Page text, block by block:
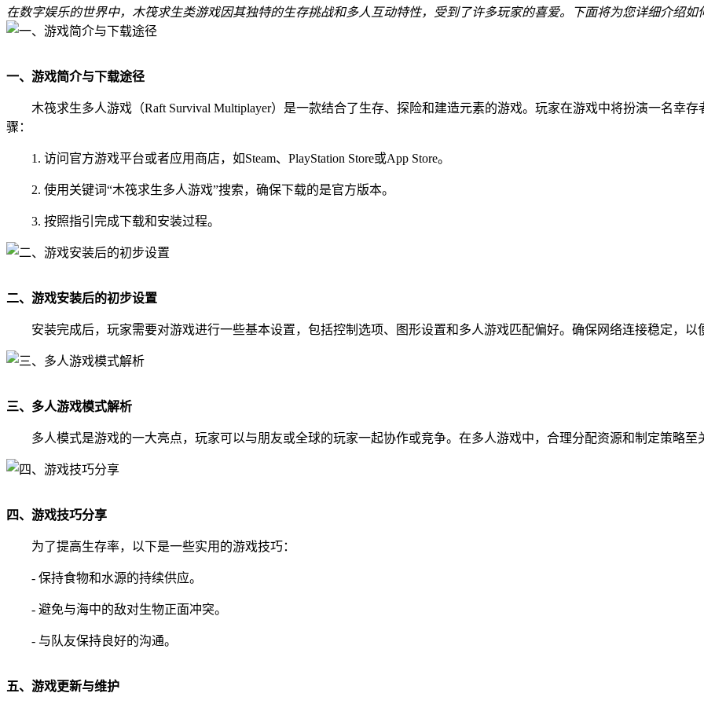
在数字娱乐的世界中，木筏求生类游戏因其独特的生存挑战和多人互动特性，受到了许多玩家的喜爱。下面将为您详细介绍
一、游戏简介与下载途径
木筏求生多人游戏（Raft Survival Multiplayer）是一款结合了生存、探险和建造元素的游戏。玩家在游戏中将扮演一名幸
骤：
1. 访问官方游戏平台或者应用商店，如Steam、PlayStation Store或App Store。
2. 使用关键词“木筏求生多人游戏”搜索，确保下载的是官方版本。
3. 按照指引完成下载和安装过程。
二、游戏安装后的初步设置
安装完成后，玩家需要对游戏进行一些基本设置，包括控制选项、图形设置和多人游戏匹配偏好。确保网络连接稳定，以
三、多人游戏模式解析
多人模式是游戏的一大亮点，玩家可以与朋友或全球的玩家一起协作或竞争。在多人游戏中，合理分配资源和制定策略至
四、游戏技巧分享
为了提高生存率，以下是一些实用的游戏技巧：
- 保持食物和水源的持续供应。
- 避免与海中的敌对生物正面冲突。
- 与队友保持良好的沟通。
五、游戏更新与维护